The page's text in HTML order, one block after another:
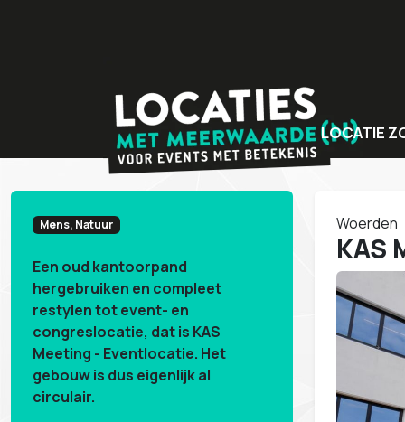
LOCATIE
Bijzondere
Unieke
Mens, Natuur
Een oud kantoorpand
hergebruiken en compleet
restylen tot event- en
congreslocatie, dat is KAS
Meeting - Eventlocatie. Het
gebouw is dus eigenlijk al
circulair.
Woerden
KAS